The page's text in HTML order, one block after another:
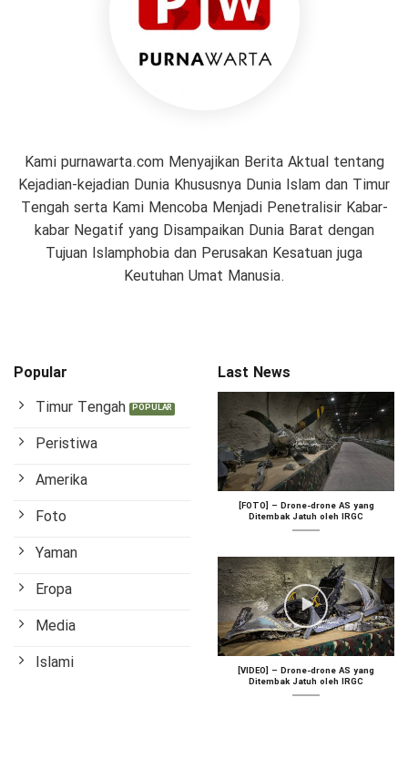
Kami purnawarta.com Menyajikan Berita Aktual tentang
Kejadian-kejadian Dunia Khususnya Dunia Islam dan Timur
Tengah serta Kami Mencoba Menjadi Penetralisir Kabar-
kabar Negatif yang Disampaikan Dunia Barat dengan
Tujuan Islamphobia dan Perusakan Kesatuan juga
Keutuhan Umat Manusia.
Popular
Timur Tengah
Peristiwa
Amerika
Foto
Yaman
Eropa
Media
Islami
Last News
[FOTO] – Drone-drone AS yang
Ditembak Jatuh oleh IRGC
[VIDEO] – Drone-drone AS yang
Ditembak Jatuh oleh IRGC